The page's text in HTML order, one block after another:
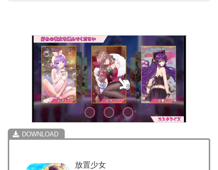
放置少女